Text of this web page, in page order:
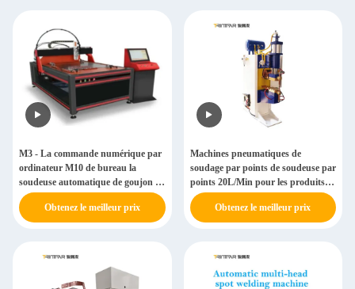
M3 - La commande numérique par
ordinateur M10 de bureau la
soudeuse automatique de goujon de
soudage des goujons
Obtenez le meilleur prix
Machines pneumatiques de
soudage par points de soudeuse par
points 20L/Min pour les produits et
la cuisine de fil de fer
Obtenez le meilleur prix